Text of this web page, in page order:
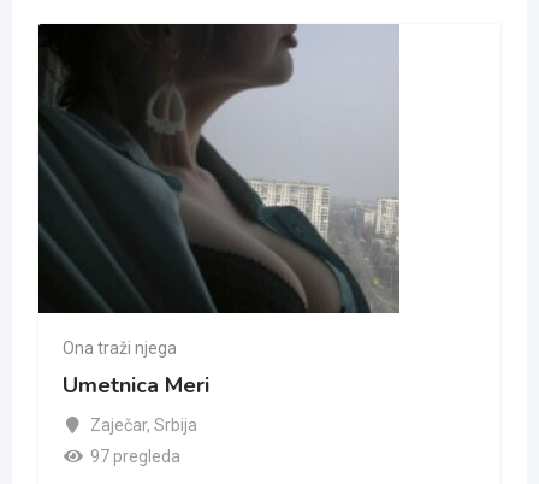
Ona traži njega
Umetnica Meri
Zaječar, Srbija
97 pregleda